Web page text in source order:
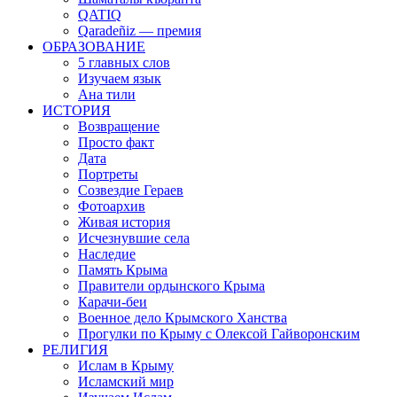
QATIQ
Qaradeñiz — премия
ОБРАЗОВАНИЕ
5 главных слов
Изучаем язык
Ана тили
ИСТОРИЯ
Возвращение
Просто факт
Дата
Портреты
Созвездие Гераев
Фотоархив
Живая история
Исчезнувшие села
Наследие
Память Крыма
Правители ордынского Крыма
Карачи-беи
Военное дело Крымского Ханства
Прогулки по Крыму с Олексой Гайворонским
РЕЛИГИЯ
Ислам в Крыму
Исламский мир